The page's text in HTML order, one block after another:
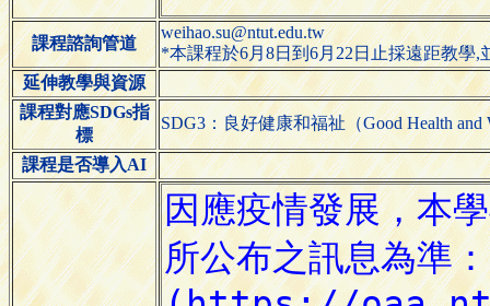
課程諮詢管道
weihao.su@ntut.edu.tw
*本課程於6月8日到6月22日止採遠距教學,
延伸教學與資源
課程對應SDGs指
標
SDG3：良好健康和福祉（Good Health and
課程是否導入AI